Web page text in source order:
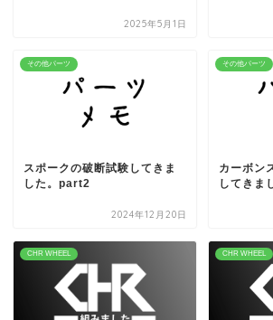
2025年5月1日
その他パーツ
スポークの破断試験してきま
した。part2
2024年12月20日
その他パーツ
カーボン
してきま
CHR WHEEL CHR WHEEL